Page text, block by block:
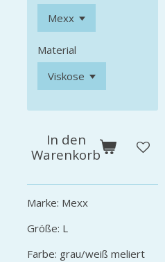
Material
In den
Warenkorb
Marke: Mexx
Größe: L
Farbe: grau/weiß meliert